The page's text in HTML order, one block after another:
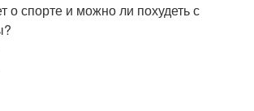
о спорте и можно ли похудеть с